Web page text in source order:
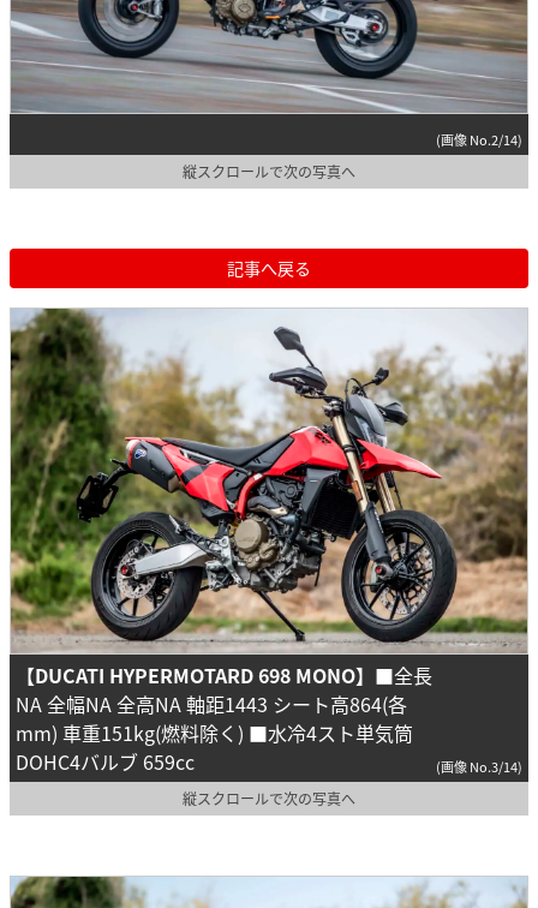
(画像 No.2/14)
縦スクロールで次の写真へ
記事へ戻る
【DUCATI HYPERMOTARD 698 MONO】 ■全長
NA 全幅NA 全高NA 軸距1443 シート高864(各
mm) 車重151kg(燃料除く) ■水冷4スト単気筒
DOHC4バルブ 659cc
(画像 No.3/14)
縦スクロールで次の写真へ